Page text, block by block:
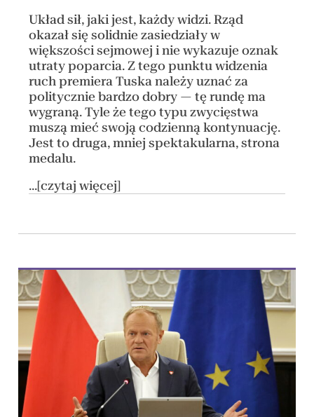
Układ sił, jaki jest, każdy widzi. Rząd
okazał się solidnie zasiedziały w
większości sejmowej i nie wykazuje oznak
utraty poparcia. Z tego punktu widzenia
ruch premiera Tuska należy uznać za
politycznie bardzo dobry — tę rundę ma
wygraną. Tyle że tego typu zwycięstwa
muszą mieć swoją codzienną kontynuację.
Jest to druga, mniej spektakularna, strona
medalu.
...[czytaj więcej]